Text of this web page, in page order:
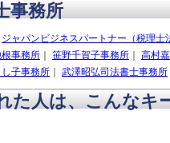
事務所
ジャパンビジネスパートナー（税理士
事務所 笹野千賀子事務所
高村
子事務所 武澤昭弘司法書士事務所
た人は、こんなキ